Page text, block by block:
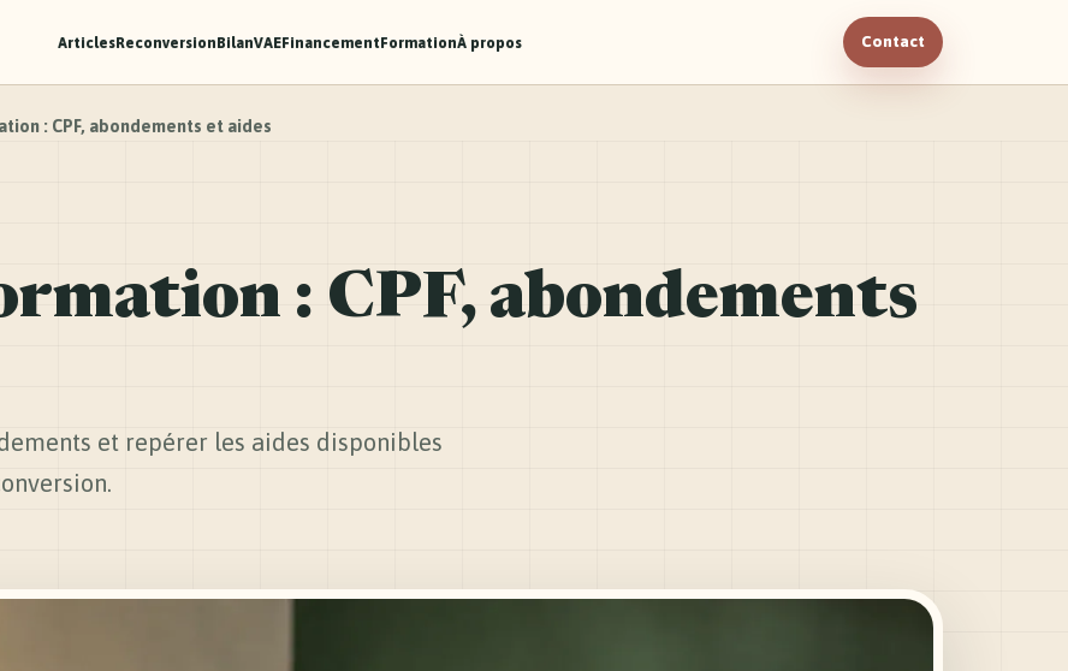
ArticlesReconversionBilanVAEFinancementFormationÀ propos Contact
: CPF, abondements et aides
: CPF, abondements
et repérer les aides disponibles